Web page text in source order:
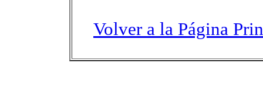
Volver a la Página